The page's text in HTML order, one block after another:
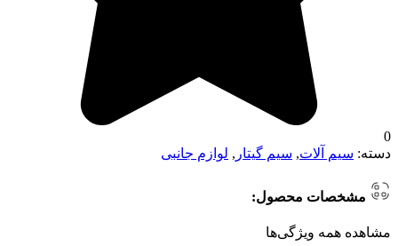
0
دسته: سیم آلات, سیم گیتار , لوازم جانبی
مشخصات محصول:
مشاهده همه ویژگی‌ها